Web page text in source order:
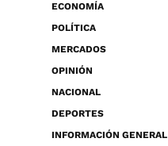
ECONOMÍA
POLÍTICA
MERCADOS
OPINIÓN
NACIONAL
DEPORTES
INFORMACIÓN GENERAL